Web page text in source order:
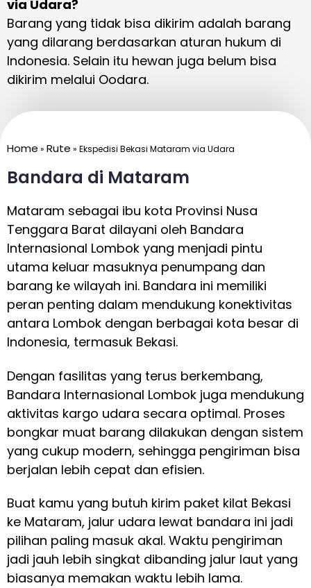
via Udara?
Barang yang tidak bisa dikirim adalah barang
yang dilarang berdasarkan aturan hukum di
Indonesia. Selain itu hewan juga belum bisa
dikirim melalui Oodara.
Home » Rute » Ekspedisi Bekasi Mataram via Udara
Bandara di Mataram
Mataram sebagai ibu kota Provinsi Nusa
Tenggara Barat dilayani oleh Bandara
Internasional Lombok yang menjadi pintu
utama keluar masuknya penumpang dan
barang ke wilayah ini. Bandara ini memiliki
peran penting dalam mendukung konektivitas
antara Lombok dengan berbagai kota besar di
Indonesia, termasuk Bekasi.
Dengan fasilitas yang terus berkembang,
Bandara Internasional Lombok juga mendukung
aktivitas kargo udara secara optimal. Proses
bongkar muat barang dilakukan dengan sistem
yang cukup modern, sehingga pengiriman bisa
berjalan lebih cepat dan efisien.
Buat kamu yang butuh kirim paket kilat Bekasi
ke Mataram, jalur udara lewat bandara ini jadi
pilihan paling masuk akal. Waktu pengiriman
jadi jauh lebih singkat dibanding jalur laut yang
biasanya memakan waktu lebih lama.